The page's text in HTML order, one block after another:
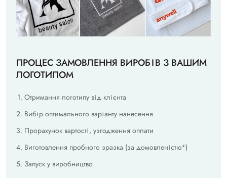
ПРОЦЕС ЗАМОВЛЕННЯ ВИРОБІВ З ВАШИМ
ЛОГОТИПОМ
Отримання логотипу від клієнта
Вибір оптимального варіанту нанесення
Прорахунок вартості, узгодження оплати
Виготовлення пробного зразка (за домовленістю*)
Запуск у виробництво